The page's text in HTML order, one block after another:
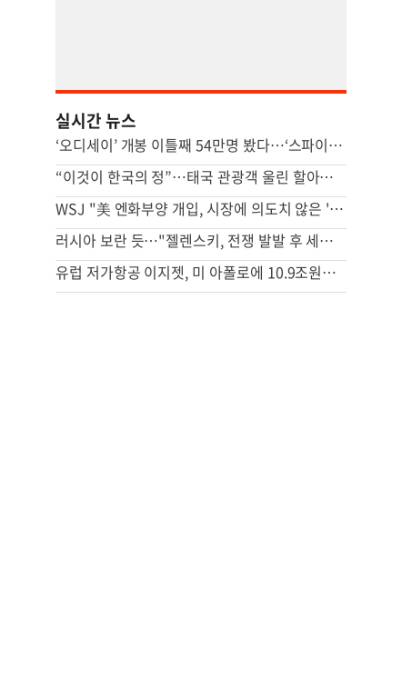
실시간 뉴스
‘오디세이’ 개봉 이틀째 54만명 봤다…‘스파이더맨 4’ 꺾고 1위
“이것이 한국의 정”…태국 관광객 울린 할아버지 사연, 뭐길래
WSJ "美 엔화부양 개입, 시장에 의도치 않은 '유동성' 부작용"
러시아 보란 듯…"젤렌스키, 전쟁 발발 후 세르비아 첫 방문"
유럽 저가항공 이지젯, 미 아폴로에 10.9조원에 팔린다